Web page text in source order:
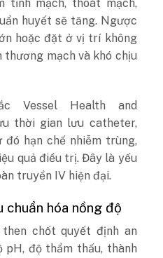
tĩnh mạch, thoát mạch,
huyết sẽ tăng. Ngược
hoặc đặt ở vị trí không
mạch và khó chịu
Vessel Health and
thời gian lưu catheter,
hạn chế nhiễm trùng,
quả điều trị. Đây là yếu
truyền IV hiện đại.
hóa nồng độ
chốt quyết định an
độ thẩm thấu, thành